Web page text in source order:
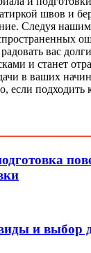
швов и
Следуя
радовать вас
и станет
в ваших
если подходить
и выбор